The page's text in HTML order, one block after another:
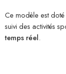
Ce modèle est doté
suivi des activités
temps réel.